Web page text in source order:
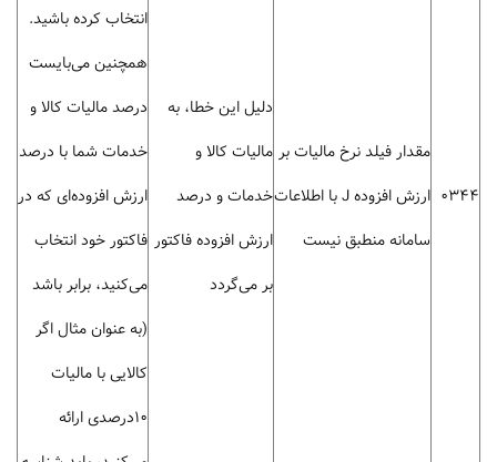
0344
مقدار فیلد نرخ مالیات بر
ارزش افزوده J با اطلاعات
سامانه منطبق نیست
دلیل این خطا، به
مالیات کالا و
خدمات و درصد
ارزش افزوده فاکتور
بر می‌گردد
انتخاب کرده باشید.
همچنین می‌بایست
درصد مالیات کالا و
خدمات شما با درصد
ارزش افزوده‌ای که در
فاکتور خود انتخاب
می‌کنید، برابر باشد
(به عنوان مثال اگر
کالایی با مالیات
10درصدی ارائه